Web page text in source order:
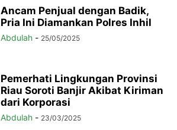
Ancam Penjual dengan Badik,
Pria Ini Diamankan Polres Inhil
Abdulah - 25/05/2025
Pemerhati Lingkungan Provinsi
Riau Soroti Banjir Akibat Kiriman
dari Korporasi
Abdulah - 23/03/2025